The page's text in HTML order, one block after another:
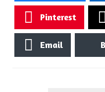
Pinterest
Email